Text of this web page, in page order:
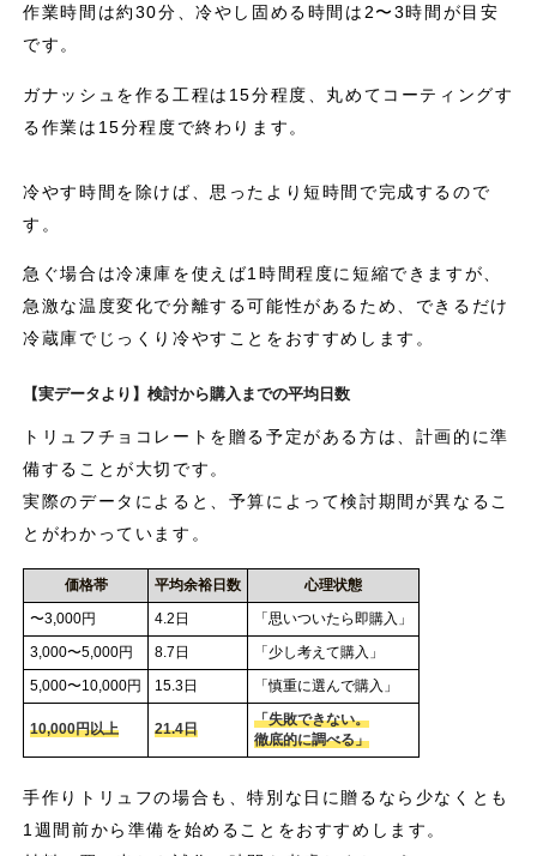
作業時間は約30分、冷やし固める時間は2〜3時間が目安
です。
ガナッシュを作る工程は15分程度、丸めてコーティングす
る作業は15分程度で終わります。
冷やす時間を除けば、思ったより短時間で完成するので
す。
急ぐ場合は冷凍庫を使えば1時間程度に短縮できますが、
急激な温度変化で分離する可能性があるため、できるだけ
冷蔵庫でじっくり冷やすことをおすすめします。
【実データより】検討から購入までの平均日数
トリュフチョコレートを贈る予定がある方は、計画的に準
備することが大切です。
実際のデータによると、予算によって検討期間が異なるこ
とがわかっています。
価格帯 平均余裕日数
心理状態
〜3,000円
4.2日
「思いついたら即購入」
3,000〜5,000円
8.7日
「少し考えて購入」
5,000〜10,000円
15.3日 「慎重に選んで購入」
10,000円以上 21.4日
「失敗できない。
徹底的に調べる」
手作りトリュフの場合も、特別な日に贈るなら少なくとも
1週間前から準備を始めることをおすすめします。